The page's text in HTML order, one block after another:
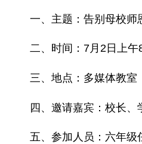
一、主题：告别母校师
二、时间：7月2日上午
三、地点：多媒体教室
四、邀请嘉宾：校长、
五、参加人员：六年级